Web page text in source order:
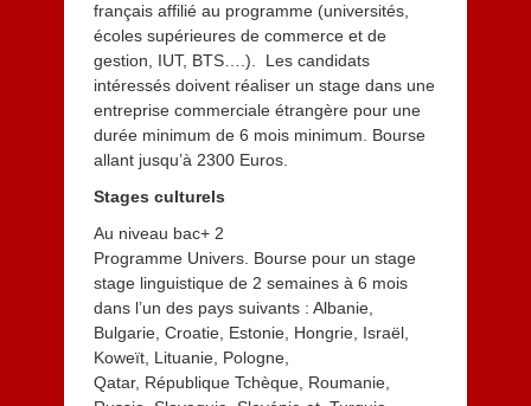
français affilié au programme (universités,
écoles supérieures de commerce et de
gestion, IUT, BTS….). Les candidats
intéressés doivent réaliser un stage dans une
entreprise commerciale étrangère pour une
durée minimum de 6 mois minimum. Bourse
allant jusqu’à 2300 Euros.
Stages culturels
Au niveau bac+ 2
Programme Univers. Bourse pour un stage
stage linguistique de 2 semaines à 6 mois
dans l’un des pays suivants : Albanie,
Bulgarie, Croatie, Estonie, Hongrie, Israël,
Koweït, Lituanie, Pologne,
Qatar, République Tchèque, Roumanie,